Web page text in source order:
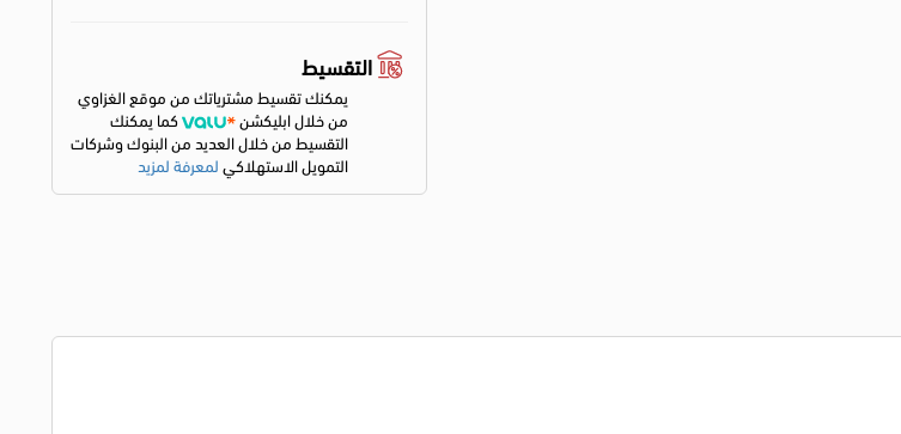
التقسيط
يمكنك تقسيط مشترياتك من موقع الغزاوي
من خلال ابليكشن
كما يمكنك
التقسيط من خلال العديد من البنوك وشركات
التمويل الاستهلاكيلمعرفة لمزيد